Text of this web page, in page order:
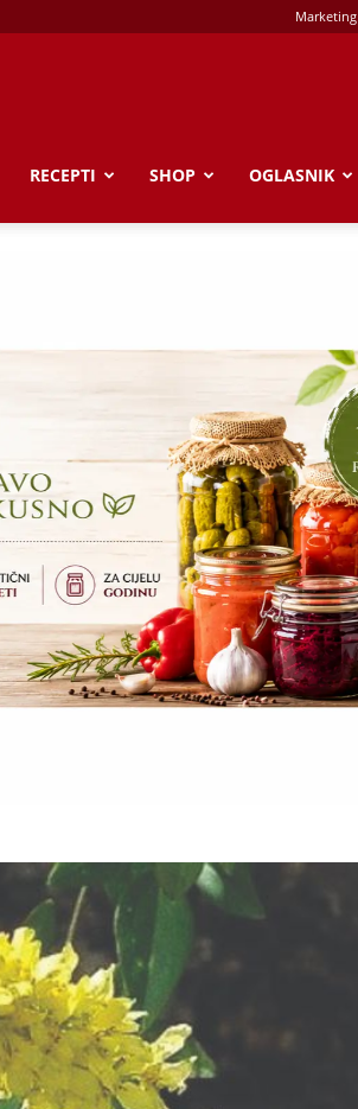
Marketing
RECEPTI SHOP OGLASNIK